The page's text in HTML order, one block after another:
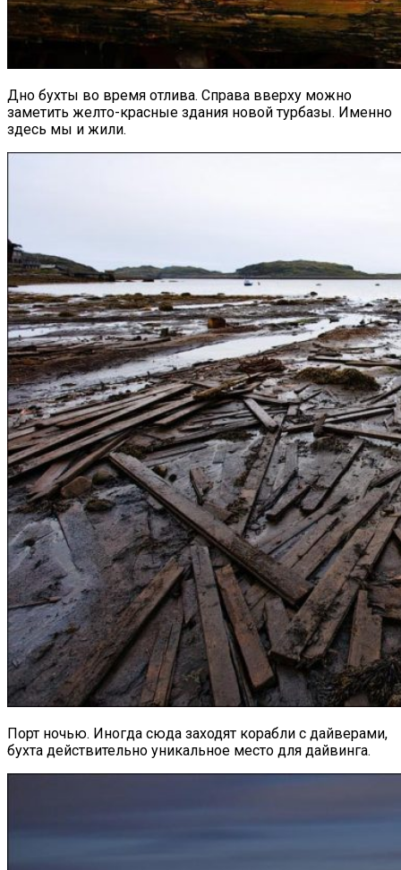
Дно бухты во время отлива. Справа вверху можно
заметить желто-красные здания новой турбазы. Именно
здесь мы и жили.
Порт ночью. Иногда сюда заходят корабли с дайверами,
бухта действительно уникальное место для дайвинга.